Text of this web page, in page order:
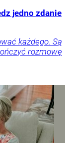
jedno zdanie
każdego. Są
rozmowę